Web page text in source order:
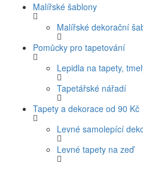
Malířské šablony
Malířské dekorační
Pomůcky pro tapetování
Lepidla na tapety,
Tapetářské nářadí
Tapety a dekorace od 90 Kč
Levné samolepící
Levné tapety na zeď